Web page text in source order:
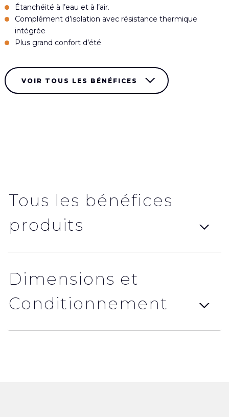
Étanchéité à l’eau et à l’air.
Complément d’isolation avec résistance thermique
intégrée
Plus grand confort d’été
VOIR TOUS LES BÉNÉFICES
Tous les bénéfices
produits
Dimensions et
Conditionnement